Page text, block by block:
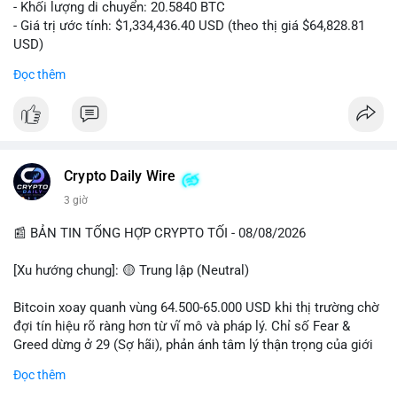
- Khối lượng di chuyển: 20.5840 BTC
- Giá trị ước tính: $1,334,436.40 USD (theo thị giá $64,828.81
USD)
USD được thực hiện vào phiên Á, thời điểm thanh khoản
phân bổ tài sản giữa các ví nóng, hoặc chuẩn bị thanh khoản
cho các lệnh OTC. Dòng tiền không đổ thẳng lên sàn tập trung,
thể dao động nhẹ do theo dõi sát biến động ví lớn.
Lời khuyên: Nhà đầu tư nhỏ lẻ không nên hành động theo cảm
tiếp theo trong 24 giờ để xác nhận xu hướng. Giữ tỷ trọng tiền
mặt hợp lý, tránh đòn bẩy cao trong vùng giá hiện tại.
#theodoivilon
Đọc thêm
Crypto Daily Wire
3 giờ
📰 BẢN TIN TỔNG HỢP CRYPTO TỐI - 08/08/2026
[Xu hướng chung]: 🟡 Trung lập (Neutral)
Bitcoin xoay quanh vùng 64.500-65.000 USD khi thị trường chờ
đợi tín hiệu rõ ràng hơn từ vĩ mô và pháp lý. Chỉ số Fear &
Greed dừng ở 29 (Sợ hãi), phản ánh tâm lý thận trọng của giới
Đọc thêm